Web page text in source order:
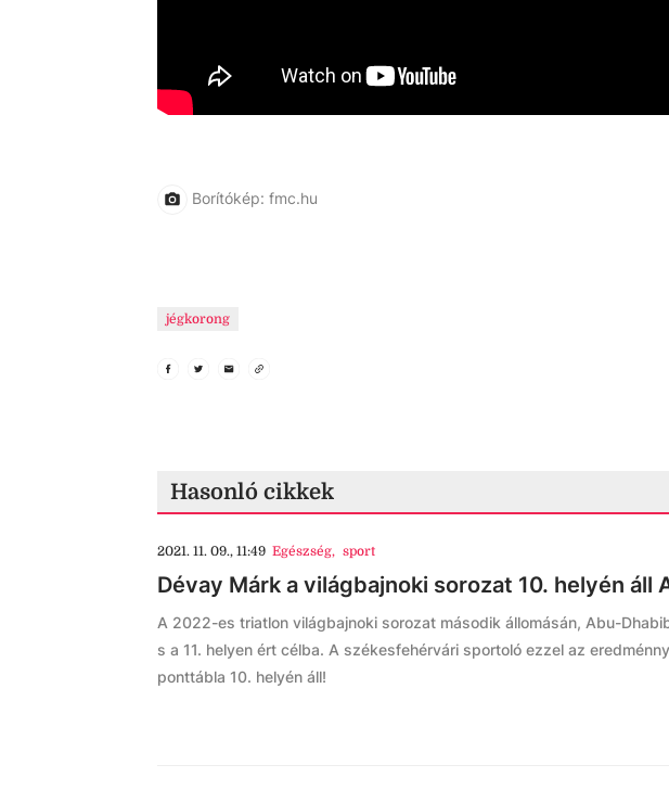
Borítókép: fmc.hu
jégkorong
Hasonló cikkek
2021. 11. 09., 11:49 Egészség, sport
Dévay Márk a világbajnoki sorozat 10. helyén áll
A 2022-es triatlon világbajnoki sorozat második állomásán, Abu-
s a 11. helyen ért célba. A székesfehérvári sportoló ezzel az
ponttábla 10. helyén áll!